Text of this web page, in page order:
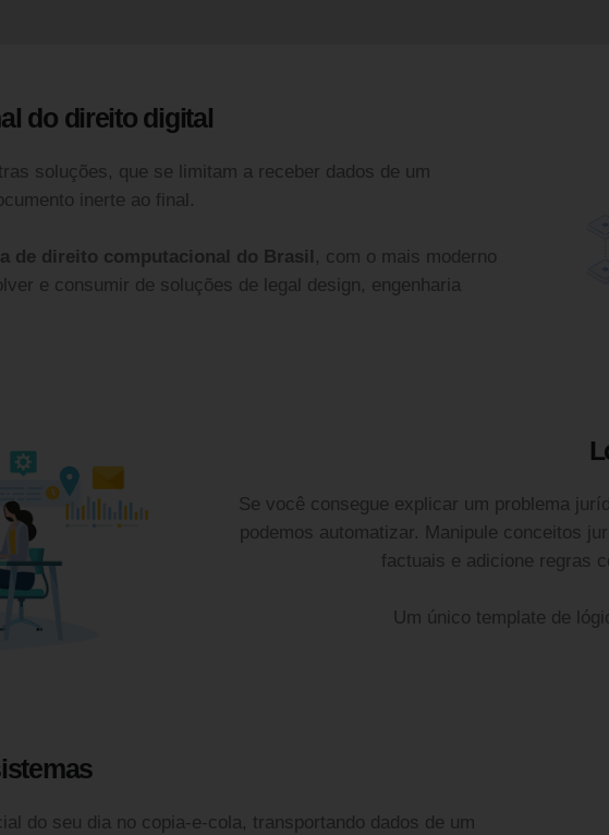
do direito digital
soluções, que se limitam a receber dados de um
inerte ao final.
de direito computacional do Brasil , com o mais moderno
e consumir de soluções de legal design, engenharia
Se você consegue explicar um problema
podemos automatizar. Manipule conceitos
factuais e adicione regras
Um único template de
do seu dia no copia-e-cola, transportando dados de um